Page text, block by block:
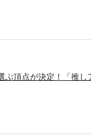
ぶ頂点が決定！「推